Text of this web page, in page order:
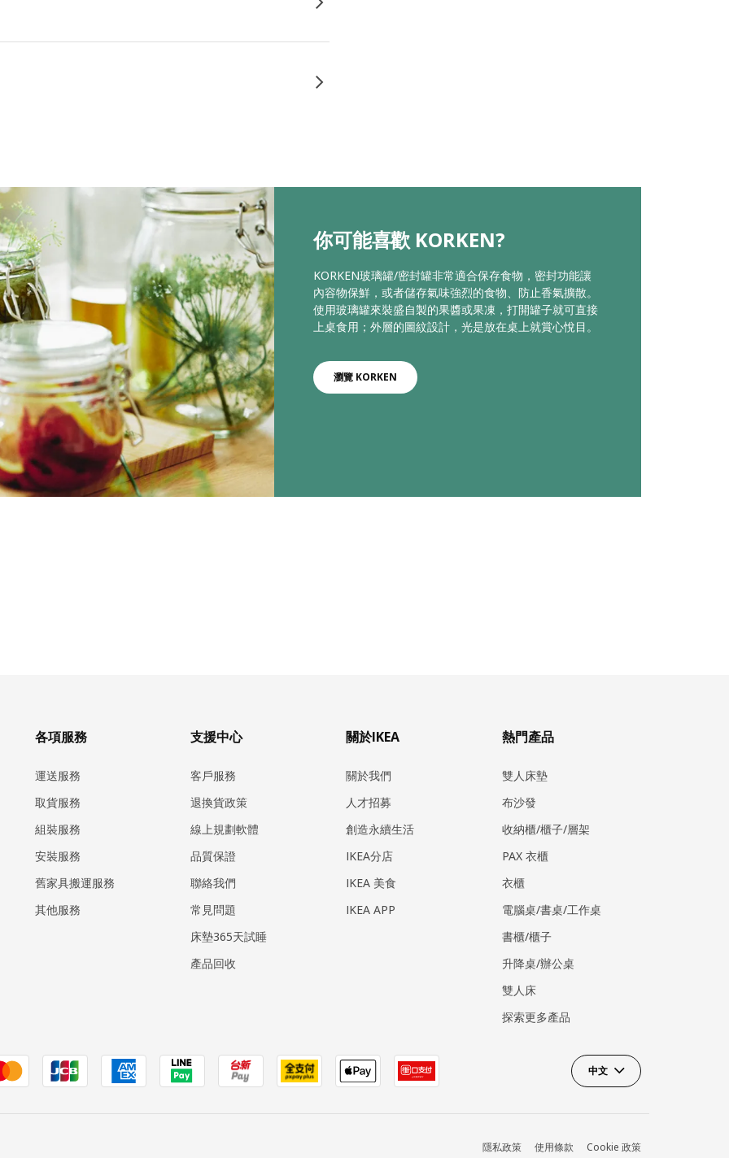
你可能喜歡 KORKEN?
KORKEN玻璃罐/密封罐非常適合保存食物，密封功能讓
內容物保鮮，或者儲存氣味強烈的食物、防止香氣擴散。
使用玻璃罐來裝盛自製的果醬或果凍，打開罐子就可直接
上桌食用；外層的圖紋設計，光是放在桌上就賞心悅目。
瀏覽 KORKEN
各項服務
運送服務
取貨服務
組裝服務
安裝服務
​舊家具搬運服務
其他服務
支援中心
客戶服務
退換貨政策
線上規劃軟體
品質保證
聯絡我們
常見問題
床墊365天試睡
產品回收
關於IKEA
關於我們
人才招募
創造永續生活
IKEA分店
IKEA 美食
IKEA APP
熱門產品
雙人床墊
布沙發
收納櫃/櫃子/層架
PAX 衣櫃
衣櫃
電腦桌/書桌/工作桌
書櫃/櫃子
升降桌/辦公桌
雙人床
探索更多產品
中文
隱私政策 使用條款 Cookie 政策